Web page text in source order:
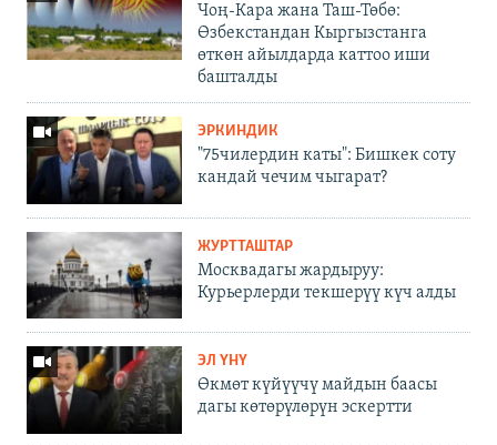
Чоң-Кара жана Таш-Төбө:
Өзбекстандан Кыргызстанга
өткөн айылдарда каттоо иши
башталды
ЭРКИНДИК
"75чилердин каты": Бишкек соту
кандай чечим чыгарат?
ЖУРТТАШТАР
Москвадагы жардыруу:
Курьерлерди текшерүү күч алды
ЭЛ ҮНҮ
Өкмөт күйүүчү майдын баасы
дагы көтөрүлөрүн эскертти